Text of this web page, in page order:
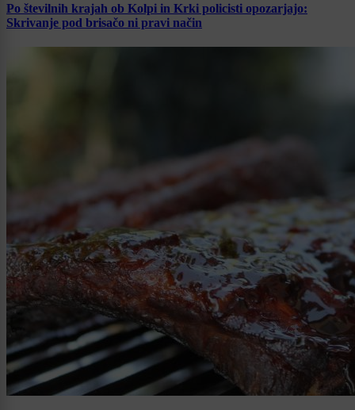
Po številnih krajah ob Kolpi in Krki policisti opozarjajo:
Skrivanje pod brisačo ni pravi način